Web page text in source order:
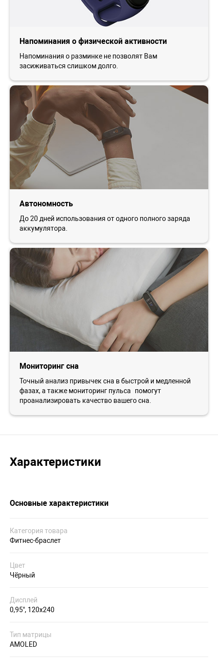
Напоминания о физической активности
Напоминания о разминке не позволят Вам
засиживаться слишком долго.
Автономность
До 20 дней использования от одного полного заряда
аккумулятора.
Мониторинг сна
Точный анализ привычек сна в быстрой и медленной
фазах, а также мониторинг пульса помогут
проанализировать качество вашего сна.
Характеристики
Основные характеристики
Категория товара
Фитнес-браслет
Цвет
Чёрный
Дисплей
0,95", 120x240
Тип матрицы
AMOLED